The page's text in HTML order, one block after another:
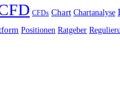
CFDs Chart Chartanalyse
Positionen Ratgeber